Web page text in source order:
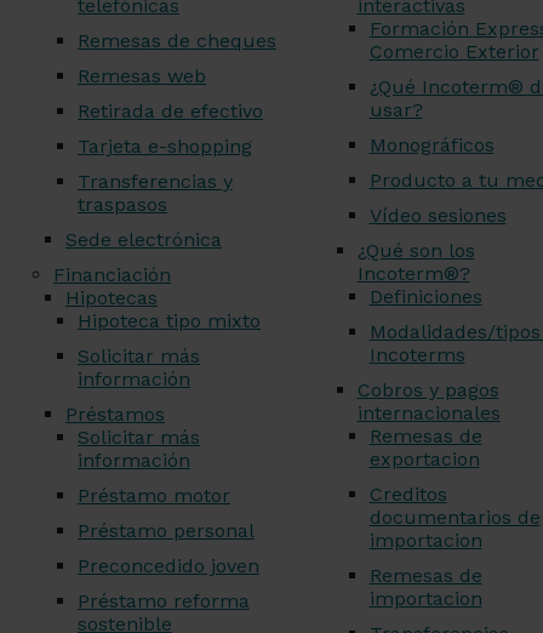
telefónicas
Remesas de cheques
Remesas web
Retirada de efectivo
Tarjeta e-shopping
Transferencias y
traspasos
Sede electrónica
Financiación
Hipotecas
Hipoteca tipo mixto
Solicitar más
información
Préstamos
Solicitar más
información
Préstamo motor
Préstamo personal
Preconcedido joven
Préstamo reforma
sostenible
interactivas
Formación
Comercio Exterior
¿Qué Incoterm®
usar?
Monográficos
Producto a tu
Vídeo sesiones
¿Qué son los
Incoterm®?
Definiciones
Modalidades/
Incoterms
Cobros y pagos
internacionales
Remesas de
exportacion
Creditos
documentarios de
importacion
Remesas de
importacion